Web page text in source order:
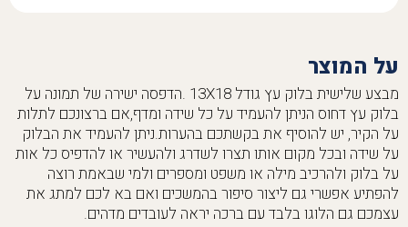
על המוצר
מבצע שלישית בלוק עץ גודל 13X18 .הדפסה ישירה של תמונה על
בלוק עץ דחוס הניתן להעמיד על כל שידה ומדף,אם ברצונכם לתלות
על הקיר, יש להוסיף את בקשתכם בהערות.ניתן להעמיד את הבלוק
על שידה ובכל מקום אותו תצרו לשדרג ולהעשיר או להדפיס כל אות
על בלוק ולהרכיב מילה או משפט ומספרים ולמי שבאמת רוצה
להפתיע אפשרי גם ליצור סיפור בהמשכים ואם בא לכם למתג את
עצמכם גם הלוגו בלבד עם ברכה יראה לעובדים מדהים.